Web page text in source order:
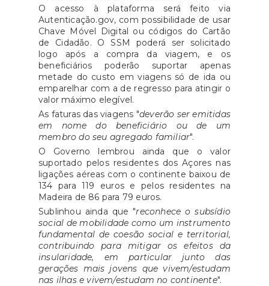
O acesso à plataforma será feito via
Autenticação.gov, com possibilidade de usar
Chave Móvel Digital ou códigos do Cartão
de Cidadão. O SSM poderá ser solicitado
logo após a compra da viagem, e os
beneficiários poderão suportar apenas
metade do custo em viagens só de ida ou
emparelhar com a de regresso para atingir o
valor máximo elegível.
As faturas das viagens "deverão ser emitidas
em nome do beneficiário ou de um
membro do seu agregado familiar".
O Governo lembrou ainda que o valor
suportado pelos residentes dos Açores nas
ligações aéreas com o continente baixou de
134 para 119 euros e pelos residentes na
Madeira de 86 para 79 euros.
Sublinhou ainda que "reconhece o subsídio
social de mobilidade como um instrumento
fundamental de coesão social e territorial,
contribuindo para mitigar os efeitos da
insularidade, em particular junto das
gerações mais jovens que vivem/estudam
nas ilhas e vivem/estudam no continente".